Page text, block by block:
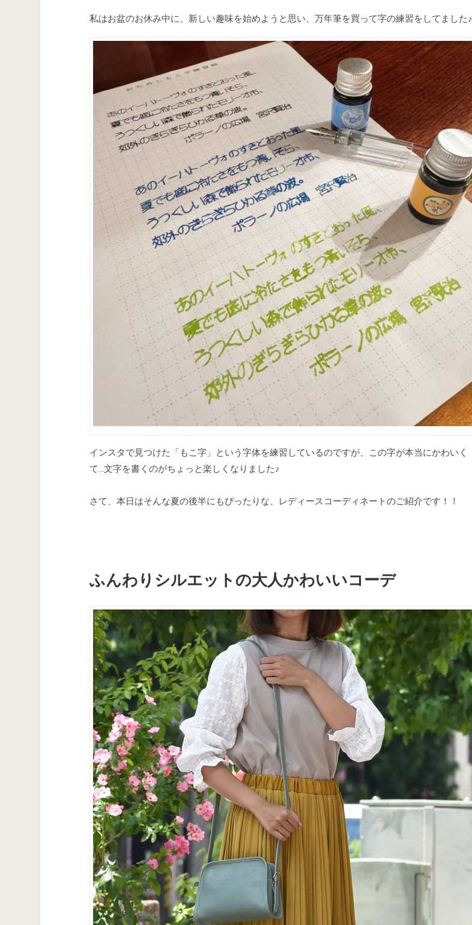
私はお盆のお休み中に、新しい趣味を始めようと思い、万年筆を買って字の練習をしてました♪
インスタで見つけた「もこ字」という字体を練習しているのですが、この字が本当にかわいく
て…文字を書くのがちょっと楽しくなりました♪
さて、本日はそんな夏の後半にもぴったりな、レディースコーディネートのご紹介です！！
ふんわりシルエットの大人かわいいコーデ